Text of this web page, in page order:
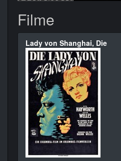
Filme
Lady von Shanghai, Die